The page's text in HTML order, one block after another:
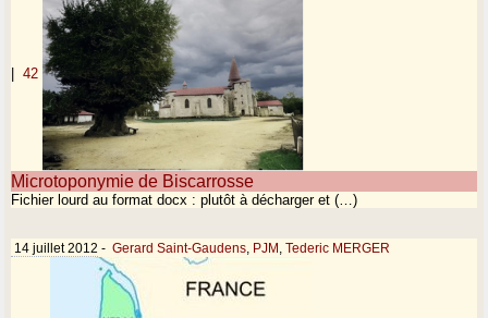
42
Microtoponymie de Biscarrosse
Fichier lourd au format docx : plutôt à décharger et (…)
14 juillet 2012 - Gerard Saint-Gaudens PJM ,Tederic MERGER